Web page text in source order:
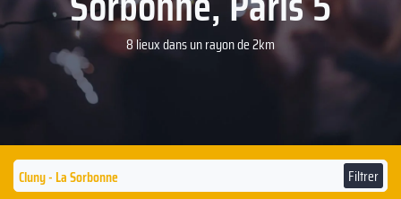
8 lieux dans un rayon de 2km
Filtrer